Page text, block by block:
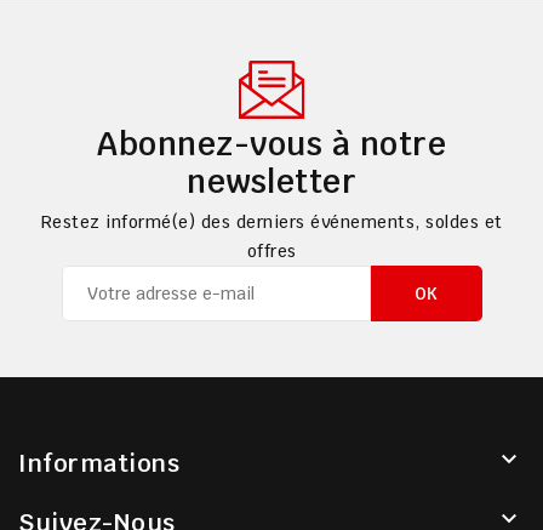
Abonnez-vous à notre
newsletter
Restez informé(e) des derniers événements, soldes et
offres
Informations 
Suivez-Nous 